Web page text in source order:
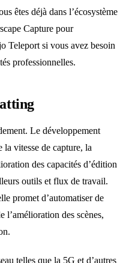
êtes déjà dans l’écosystème
Capture pour
Teleport si vous avez besoin
professionnelles.
Le développement
la vitesse de capture, la
des capacités d’édition
outils et flux de travail.
promet d’automatiser de
l’amélioration des scènes,
telles que la 5G et d’autres